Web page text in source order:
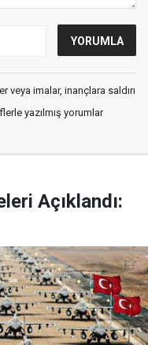
veya imalar, inançlara saldırı
yazılmış yorumlar
Açıklandı: